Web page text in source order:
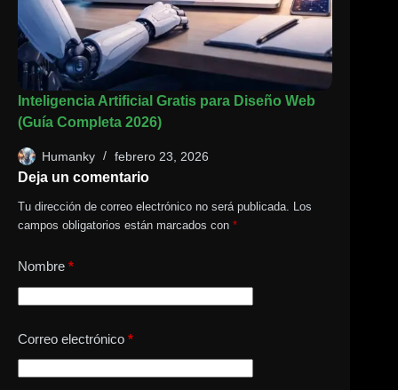
Inteligencia Artificial Gratis para Diseño Web
(Guía Completa 2026)
Humanky febrero 23, 2026
Deja un comentario
Tu dirección de correo electrónico no será publicada. Los
campos obligatorios están marcados con *
Nombre *
Correo electrónico *